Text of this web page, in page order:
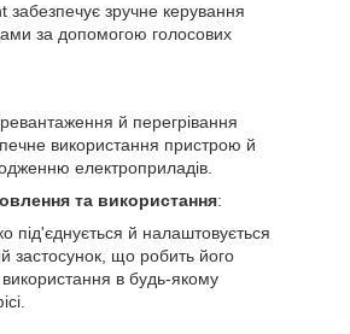
забезпечує зручне керування
за допомогою голосових
й перегрівання
використання пристрою й
електроприладів.
та використання:
під'єднується й налаштовується
застосунок, що робить його
в будь-якому